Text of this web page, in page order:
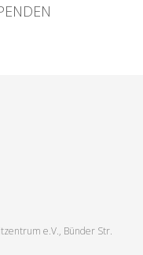
e.V., Bünder Str.